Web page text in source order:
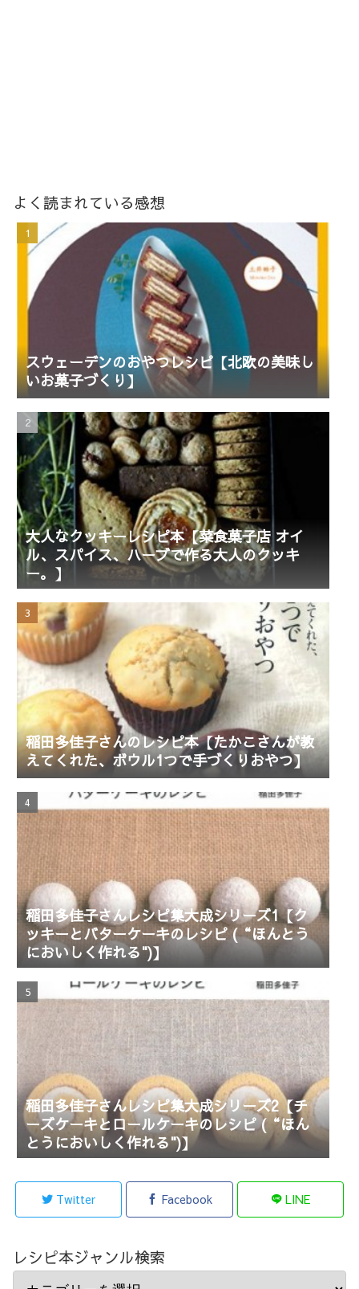
よく読まれている感想
スウェーデンのおやつレシピ【北欧の美味し
いお菓子づくり】
大人なクッキーレシピ本【菜食菓子店 オイ
ル、スパイス、ハーブで作る大人のクッキ
ー。】
稲田多佳子さんのレシピ本【たかこさんが教
えてくれた、ボウル1つで手づくりおやつ】
稲田多佳子さんレシピ集大成シリーズ1【ク
ッキーとバターケーキのレシピ (“ほんとう
においしく作れる")】
稲田多佳子さんレシピ集大成シリーズ2【チ
ーズケーキとロールケーキのレシピ (“ほん
とうにおいしく作れる")】
Twitter Facebook LINE
レシピ本ジャンル検索